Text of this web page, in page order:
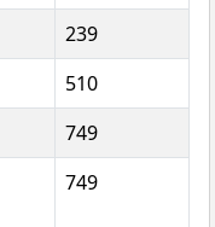
239
510
749
749